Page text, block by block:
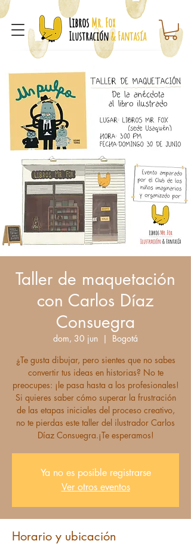
LibrosMr. Fox
Ilustración& Fantasía
Taller de maquetación
con Carlos Díaz
Consuegra
dom, 30 jun
  |
Bogotá
¿Te gusta dibujar, pero sientes que no sabes
convertir tus ideas en historias? No te
preocupes: ¡le pasa hasta a los profesionales!
Si quieres saber cómo superar la frustración
de las etapas iniciales del proceso creativo,
no te pierdas este taller del ilustrador Carlos
Díaz Consuegra.¡Te esperamos!
Ya no es posible registrarse
Ver otros eventos
Horario y ubicación